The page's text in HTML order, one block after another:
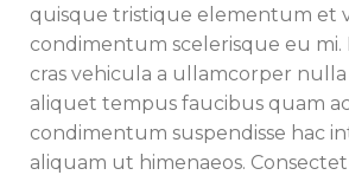
quisque tristique elementum et
condimentum scelerisque eu mi.
cras vehicula a ullamcorper
aliquet tempus faucibus quam
condimentum suspendisse hac
aliquam ut himenaeos.